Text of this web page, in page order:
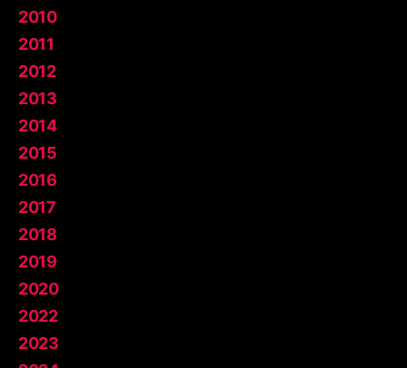
2010
2011
2012
2013
2014
2015
2016
2017
2018
2019
2020
2022
2023